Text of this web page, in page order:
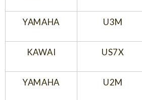
YAMAHA U3M
KAWAI US7X
YAMAHA U2M